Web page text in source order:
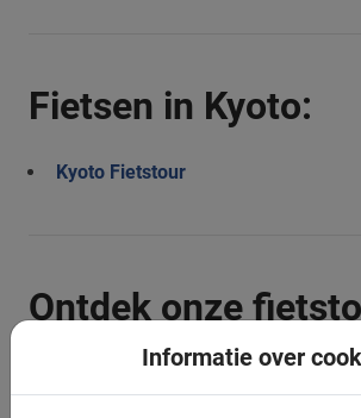
Informatie over
Fietsen in Kyoto:
Kyoto Fietstour
Ontdek onze
lokale Gids in Kyoto